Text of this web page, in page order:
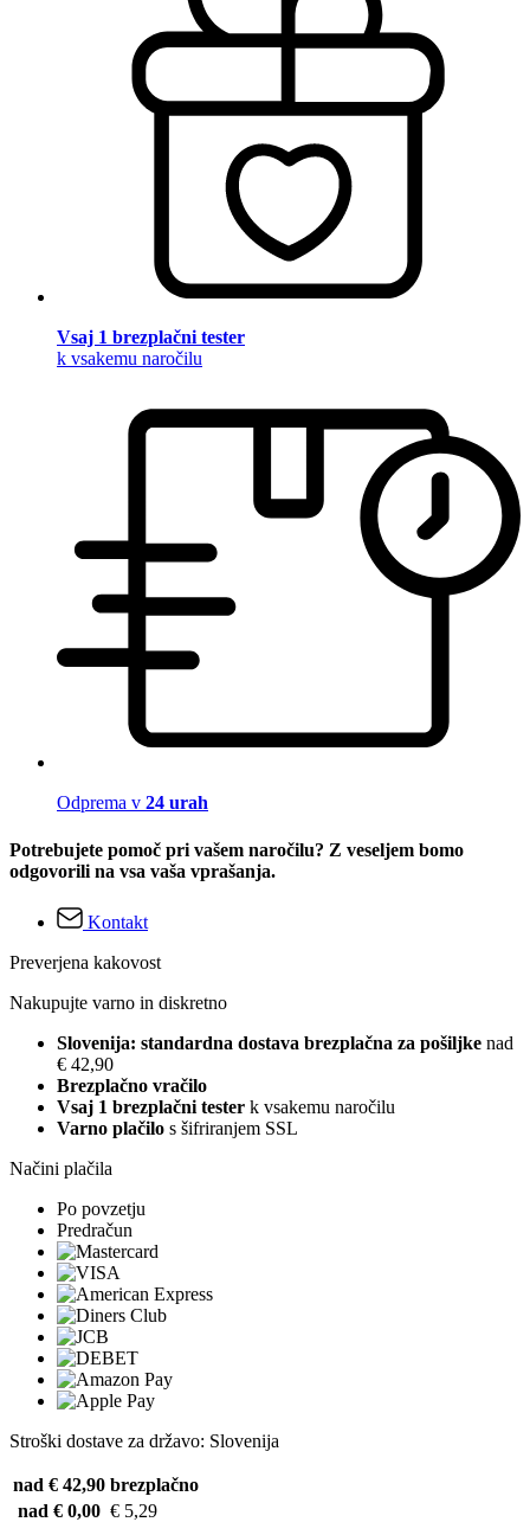
Vsaj 1 brezplačni tester
k vsakemu naročilu
Odprema v 24 urah
Potrebujete pomoč pri vašem naročilu? Z veseljem bomo
odgovorili na vsa vaša vprašanja.
Kontakt
Preverjena kakovost
Nakupujte varno in diskretno
Slovenija: standardna dostava brezplačna za pošiljke nad
€ 42,90
Brezplačno vračilo
Vsaj 1 brezplačni tester k vsakemu naročilu
Varno plačilo s šifriranjem SSL
Načini plačila
Po povzetju
Predračun
Stroški dostave za državo: Slovenija
nad € 42,90 brezplačno
nad € 0,00 € 5,29